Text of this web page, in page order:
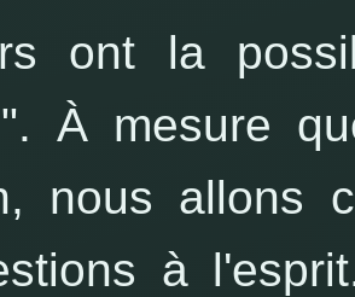
ont la
À mesure
nous allons
à